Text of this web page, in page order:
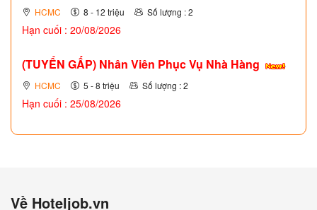
HCMC 8 - 12 triệu Số lượng : 2
Hạn cuối : 20/08/2026
(TUYỂN GẤP) Nhân Viên Phục Vụ Nhà Hàng
HCMC 5 - 8 triệu Số lượng : 2
Hạn cuối : 25/08/2026
Về Hoteljob.vn